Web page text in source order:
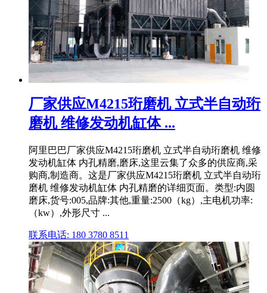
厂家供应M4215珩磨机 立式半自动珩
磨机 维修发动机缸体 ...
阿里巴巴厂家供应M4215珩磨机 立式半自动珩磨机 维修
发动机缸体 内孔精磨,磨床,这里云集了众多的供应商,采
购商,制造商。这是厂家供应M4215珩磨机 立式半自动珩
磨机 维修发动机缸体 内孔精磨的详细页面。类型:内圆
磨床,货号:005,品牌:其他,重量:2500（kg）,主电机功率:
（kw）,外形尺寸 ...
联系电话: 180 3780 8511